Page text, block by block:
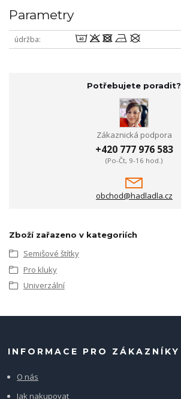
Parametry
údržba 8odnU
Potřebujete poradit?
Zákaznická podpora
+420 777 976 583
(Po-Čt, 9-16 hod.)
obchod@hadladla.cz
Zboží zařazeno v kategoriích
Semišové štítky
Pro kluky
Univerzální
INFORMACE PRO ZÁKAZNÍKY
O nás
Jak nakupovat